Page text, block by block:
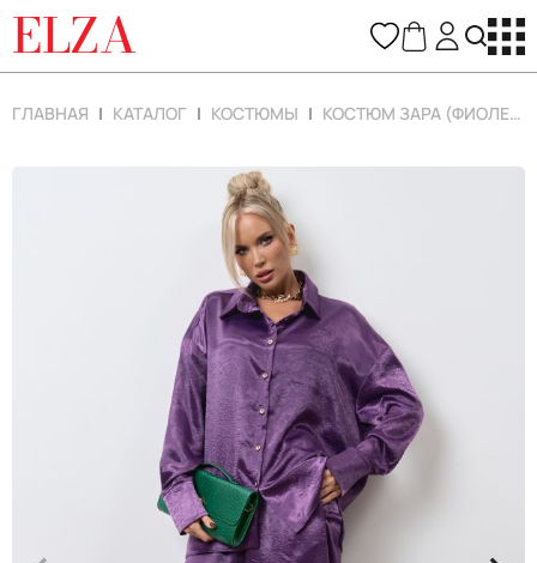
ELZA
ГЛАВНАЯ КАТАЛОГ КОСТЮМЫ КОСТЮМ ЗАРА (ФИОЛЕТОВЫЙ)